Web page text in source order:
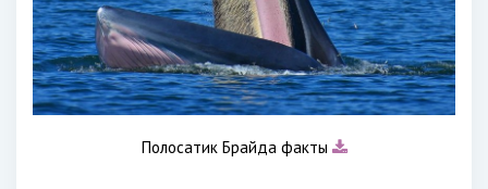
Полосатик Брайда факты